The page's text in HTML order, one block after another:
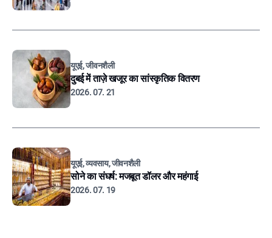
यूएई, जीवनशैली
दुबई में ताज़े खजूर का सांस्कृतिक वितरण
2026. 07. 21
यूएई, व्यवसाय, जीवनशैली
सोने का संघर्ष: मजबूत डॉलर और महंगाई
2026. 07. 19